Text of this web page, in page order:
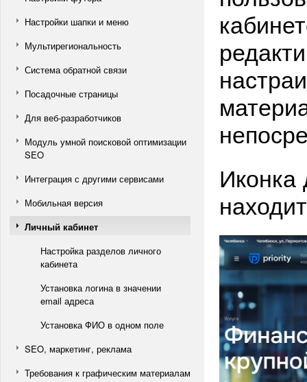
Настройки шапки и меню
Мультирегиональность
Система обратной связи
Посадочные страницы
Для веб-разработчиков
Модуль умной поисковой оптимизации
SEO
Интеграция с другими сервисами
Мобильная версия
Личный кабинет
Настройка разделов личного
кабинета
Установка логина в значении
email адреса
Установка ФИО в одном поле
SEO, маркетинг, реклама
Требования к графическим материалам
Иконка